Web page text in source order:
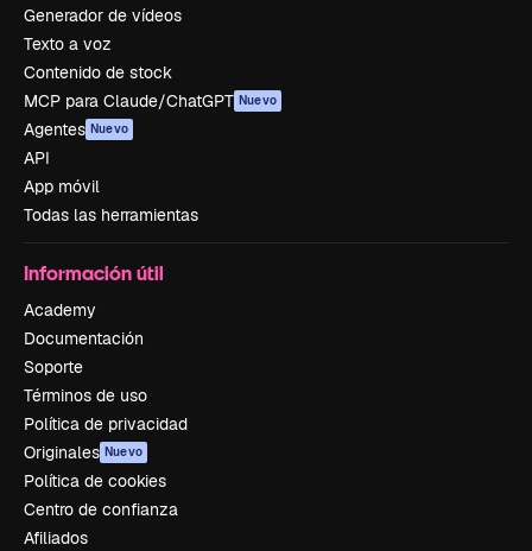
Generador de vídeos
Texto a voz
Contenido de stock
MCP para Claude/ChatGPT Nuevo
Agentes Nuevo
API
App móvil
Todas las herramientas
Información útil
Academy
Documentación
Soporte
Términos de uso
Política de privacidad
Originales Nuevo
Política de cookies
Centro de confianza
Afiliados